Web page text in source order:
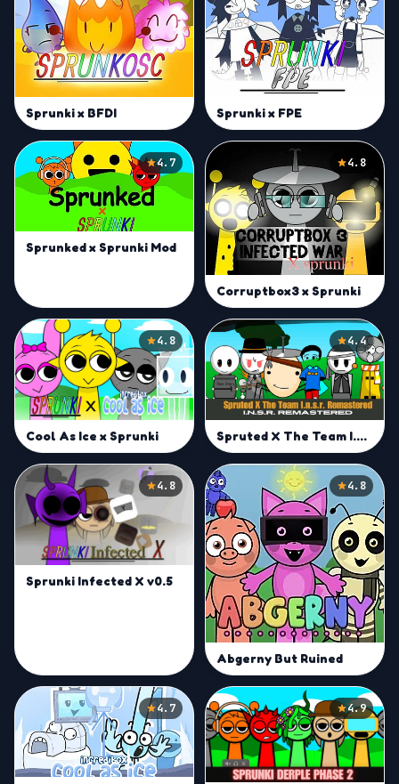
Sprunki x BFDI Sprunki x FPE
4.7
Sprunked x Sprunki Mod
4.8
Corruptbox3 x Sprunki
4.8
Cool As Ice x Sprunki
4.4
Spruted X The Team I.n.s.r. Remastered
4.8
Sprunki Infected X v0.5
4.8
Abgerny But Ruined
4.7 4.9